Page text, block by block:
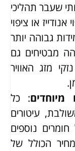
שעבר תהליכי
או ציפוי
גבוהה יותר
מבטיחים גם
מזג האוויר
מיוחדים: כל
עיטורים
נוספים
הכולל של